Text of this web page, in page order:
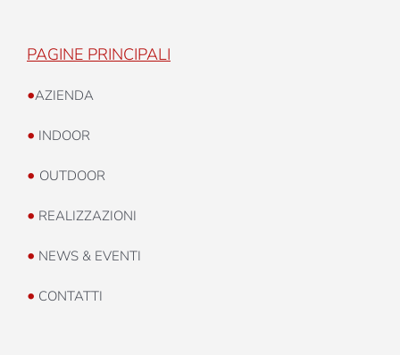
PAGINE PRINCIPALI
•AZIENDA
• INDOOR
• OUTDOOR
• REALIZZAZIONI
• NEWS & EVENTI
• CONTATTI